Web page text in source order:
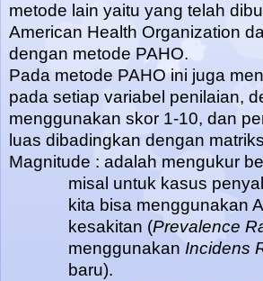
metode lain yaitu yang telah
American Health Organization
dengan metode PAHO.
Pada metode PAHO ini juga
pada setiap variabel penilaian,
menggunakan skor 1-10, dan
luas dibadingkan dengan
Magnitude : adalah mengukur
misal untuk kasus
kita bisa menggunakan
kesakitan (Prevalence
menggunakanIncidens
baru).